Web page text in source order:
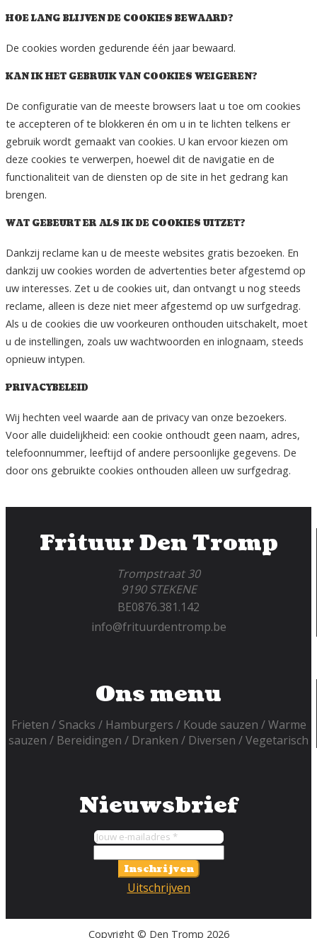
HOE LANG BLIJVEN DE COOKIES BEWAARD?
De cookies worden gedurende één jaar bewaard.
KAN IK HET GEBRUIK VAN COOKIES WEIGEREN?
De configuratie van de meeste browsers laat u toe om cookies
te accepteren of te blokkeren én om u in te lichten telkens er
gebruik wordt gemaakt van cookies. U kan ervoor kiezen om
deze cookies te verwerpen, hoewel dit de navigatie en de
functionaliteit van de diensten op de site in het gedrang kan
brengen.
WAT GEBEURT ER ALS IK DE COOKIES UITZET?
Dankzij reclame kan u de meeste websites gratis bezoeken. En
dankzij uw cookies worden de advertenties beter afgestemd op
uw interesses. Zet u de cookies uit, dan ontvangt u nog steeds
reclame, alleen is deze niet meer afgestemd op uw surfgedrag.
Als u de cookies die uw voorkeuren onthouden uitschakelt, moet
u de instellingen, zoals uw wachtwoorden en inlognaam, steeds
opnieuw intypen.
PRIVACYBELEID
Wij hechten veel waarde aan de privacy van onze bezoekers.
Voor alle duidelijkheid: een cookie onthoudt geen naam, adres,
telefoonnummer, leeftijd of andere persoonlijke gegevens. De
door ons gebruikte cookies onthouden alleen uw surfgedrag.
Frituur Den Tromp
Trompstraat 30
9190 STEKENE
BE0876.381.142
info@frituurdentromp.be
Ons menu
Frieten Snacks Hamburgers Koude sauzen
Warme
sauzen
Bereidingen Dranken Diversen Vegetarisch
Nieuwsbrief
Inschrijven
Uitschrijven
Copyright © Den Tromp 2026